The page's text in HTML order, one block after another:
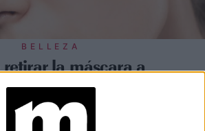
BELLEZA
la máscara a
de agua cuidando las
pestañas